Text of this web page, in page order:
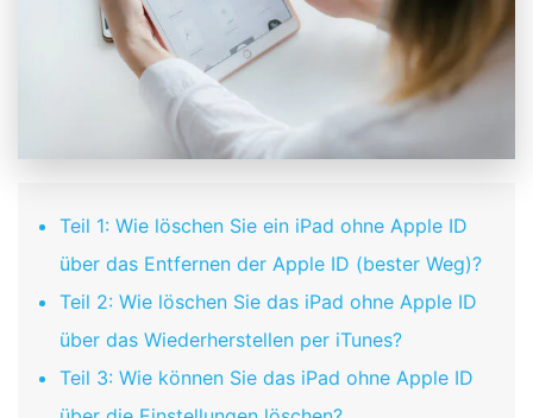
Teil 1: Wie löschen Sie ein iPad ohne Apple ID
über das Entfernen der Apple ID (bester Weg)?
Teil 2: Wie löschen Sie das iPad ohne Apple ID
über das Wiederherstellen per iTunes?
Teil 3: Wie können Sie das iPad ohne Apple ID